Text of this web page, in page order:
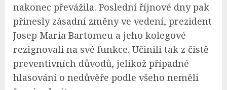
nakonec převážila. Poslední říjnové dny pak
přinesly zásadní změny ve vedení, prezident
Josep Maria Bartomeu a jeho kolegové
rezignovali na své funkce. Učinili tak z čistě
preventivních důvodů, jelikož případné
hlasování o nedůvěře podle všeho neměli